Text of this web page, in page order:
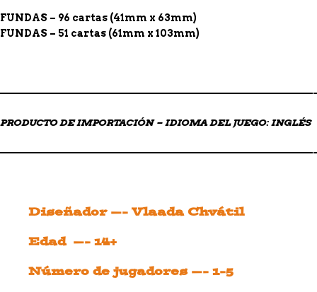
FUNDAS – 96 cartas (41mm x 63mm)
FUNDAS – 51 cartas (61mm x 103mm)
PRODUCTO DE IMPORTACIÓN – IDIOMA DEL JUEGO: INGLÉS
Diseñador —- Vlaada Chvátil
Edad —- 14+
Número de jugadores —- 1-5